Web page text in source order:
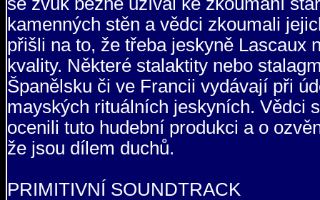
kamenných stěn a vědci zkoumali
přišli na to, že třeba jeskyně Lascaux
kvality. Některé stalaktity nebo
Španělsku či ve Francii vydávají při
mayských rituálních jeskyních. Vědci
ocenili tuto hudební produkci a o
že jsou dílem duchů.
PRIMITIVNÍ SOUNDTRACK